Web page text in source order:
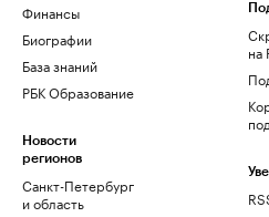
Финансы
Биографии
База знаний
РБК Образование
Новости
регионов
Санкт-Петербург
и область
на